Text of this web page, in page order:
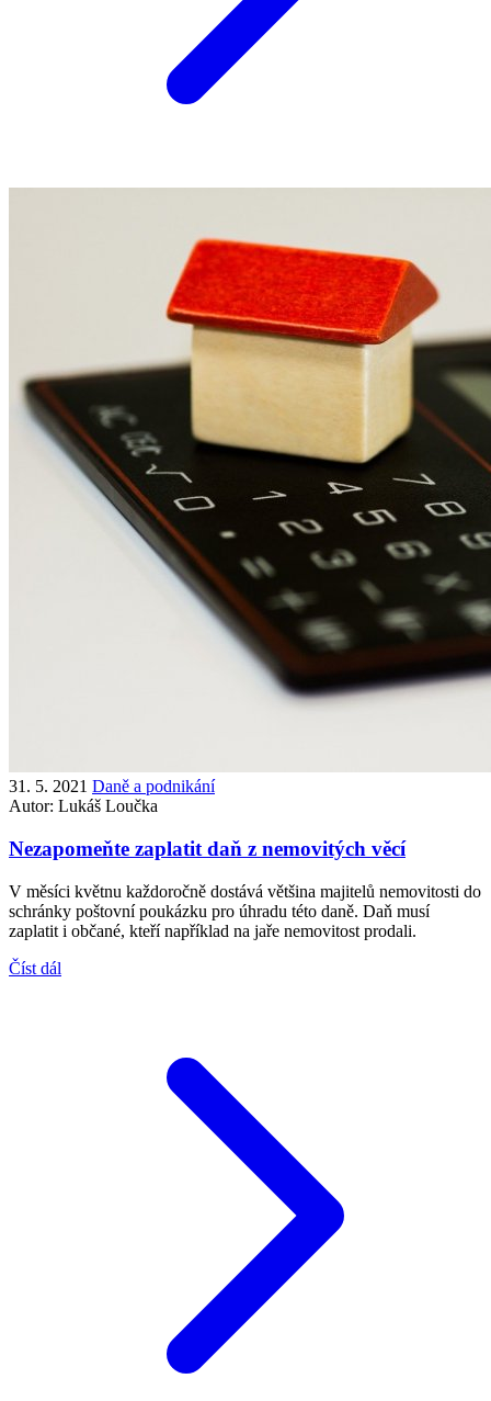
31. 5. 2021 Daně a podnikání
Autor: Lukáš Loučka
Nezapomeňte zaplatit daň z nemovitých věcí
V měsíci květnu každoročně dostává většina majitelů nemovitosti do
schránky poštovní poukázku pro úhradu této daně. Daň musí
zaplatit i občané, kteří například na jaře nemovitost prodali.
Číst dál